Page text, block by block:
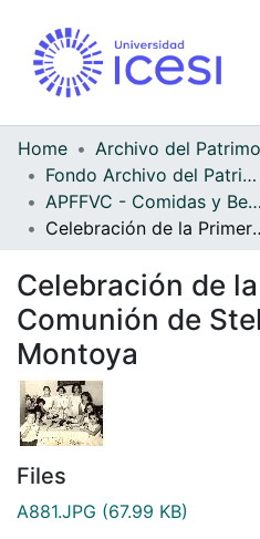
Home
Fondo Archivo del Patrimonio Fotográfico y Fílmico del Valle del Cauca
APFFVC - Comidas y Bebidas - Patrimonial
Celebración de la
Celebración de
Comunión de
Montoya
Files
A881.JPG (67.99 KB)